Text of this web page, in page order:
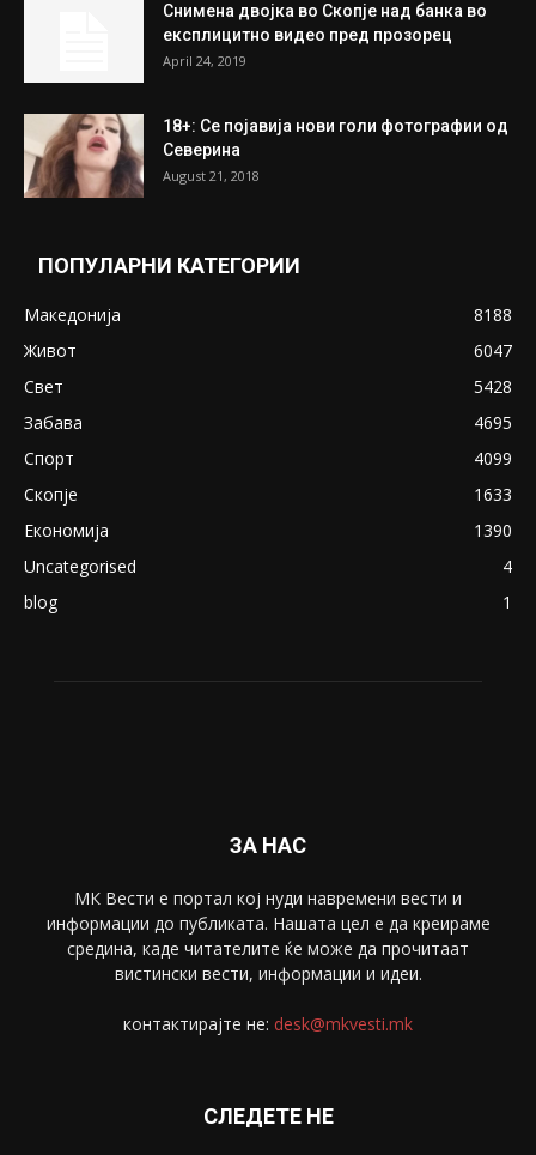
Снимена двојка во Скопје над банка во
експлицитно видео пред прозорец
April 24, 2019
18+: Се појавија нови голи фотографии од
Северина
August 21, 2018
ПОПУЛАРНИ КАТЕГОРИИ
Македонија
8188
Живот
6047
Свет
5428
Забава
4695
Спорт
4099
Скопје
1633
Економија
1390
Uncategorised
4
blog
1
ЗА НАС
МК Вести е портал коj нуди навремени вести и
информации до публиката. Нашата цел е да креираме
средина, каде читателите ќе може да прочитаат
вистински вести, информации и идеи.
контактирајте не: desk@mkvesti.mk
СЛЕДЕТЕ НЕ